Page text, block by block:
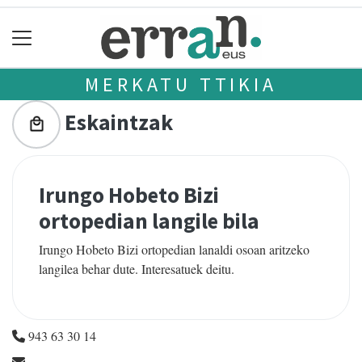
MERKATU TTIKIA
Eskaintzak
Irungo Hobeto Bizi
ortopedian langile bila
Irungo Hobeto Bizi ortopedian lanaldi osoan aritzeko
langilea behar dute. Interesatuek deitu.
943 63 30 14